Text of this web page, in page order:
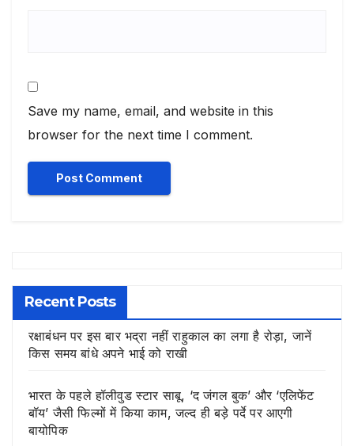
Save my name, email, and website in this
browser for the next time I comment.
Recent Posts
रक्षाबंधन पर इस बार भद्रा नहीं राहुकाल का लगा है रोड़ा, जानें
किस समय बांधे अपने भाई को राखी
भारत के पहले हॉलीवुड स्टार साबू, ‘द जंगल बुक’ और ‘एलिफेंट
बॉय’ जैसी फिल्मों में किया काम, जल्द ही बड़े पर्दे पर आएगी
बायोपिक